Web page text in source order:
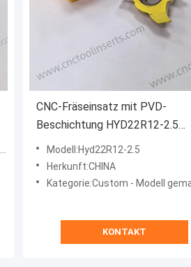
CNC-Fräseinsatz mit PVD-
Beschichtung HYD22R12-2.5
HYB208A, Nutschneideinsätze.
Dieses Produkt eignet sich für
Bearbeitung von schwer
Superlegierungen.
Modell:Hyd22R12-2.5
Herkunft:CHINA
Kategorie:Custom - Modell gemachtes
KONTAKT